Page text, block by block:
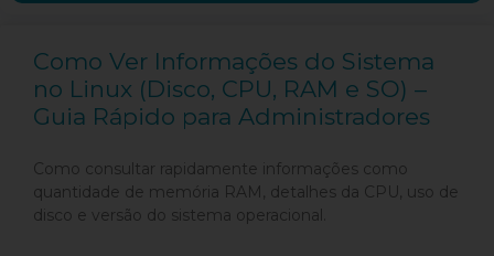
Como Ver Informações do Sistema
no Linux (Disco, CPU, RAM e SO) –
Guia Rápido para Administradores
Como consultar rapidamente informações como
quantidade de memória RAM, detalhes da CPU, uso de
disco e versão do sistema operacional.